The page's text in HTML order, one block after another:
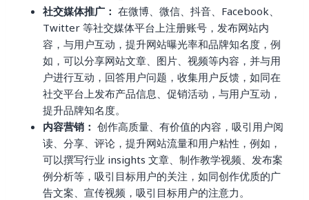
社交媒体推广： 在微博、微信、抖音、Facebook、
Twitter 等社交媒体平台上注册账号，发布网站内
容，与用户互动，提升网站曝光率和品牌知名度，例
如，可以分享网站文章、图片、视频等内容，并与用
户进行互动，回答用户问题，收集用户反馈，如同在
社交平台上发布产品信息、促销活动，与用户互动，
提升品牌知名度。
内容营销： 创作高质量、有价值的内容，吸引用户阅
读、分享、评论，提升网站流量和用户粘性，例如，
可以撰写行业 insights 文章、制作教学视频、发布案
例分析等，吸引目标用户的关注，如同创作优质的广
告文案、宣传视频，吸引目标用户的注意力。